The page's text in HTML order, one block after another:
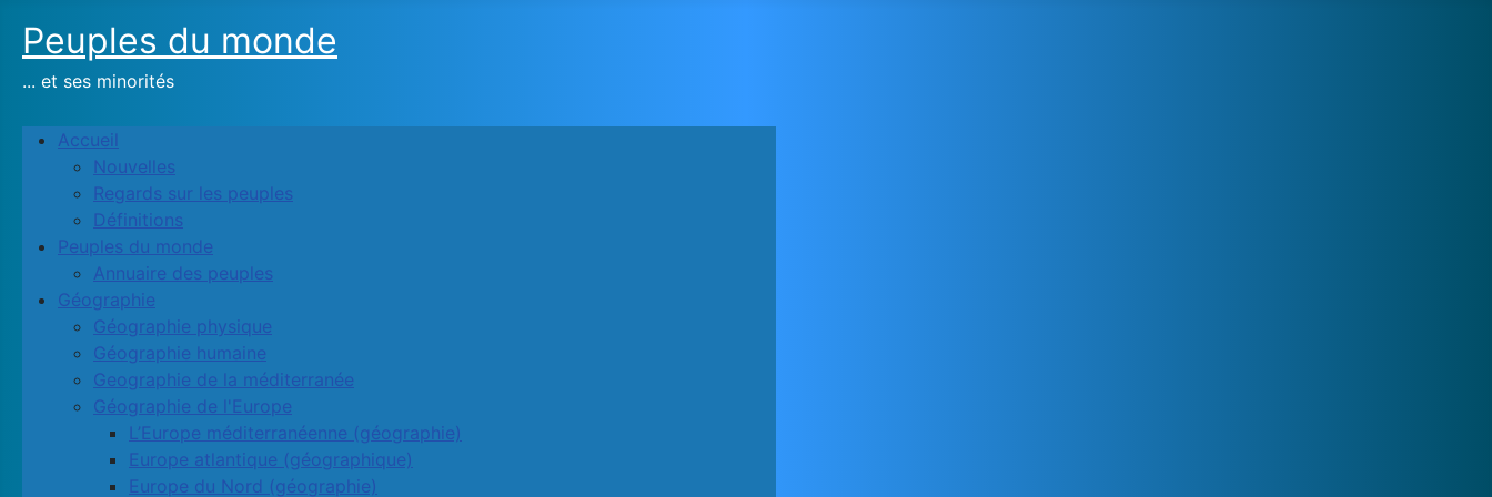
Peuples du monde
... et ses minorités
Accueil
Nouvelles
Regards sur les peuples
Définitions
Peuples du monde
Annuaire des peuples
Géographie
Géographie physique
Géographie humaine
Geographie de la méditerranée
Géographie de l'Europe
L’Europe méditerranéenne (géographie)
Europe atlantique (géographique)
Europe du Nord (géographie)